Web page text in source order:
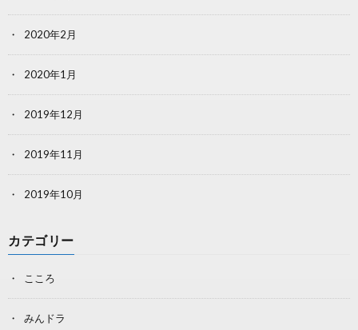
2020年2月
2020年1月
2019年12月
2019年11月
2019年10月
カテゴリー
こころ
みんドラ